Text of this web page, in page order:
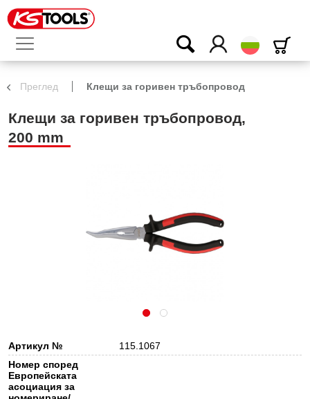
български
Преглед Клещи за горивен тръбопровод
Клещи за горивен тръбопровод,
200 mm
Артикул №
115.1067
Номер според
Европейската
асоциация за